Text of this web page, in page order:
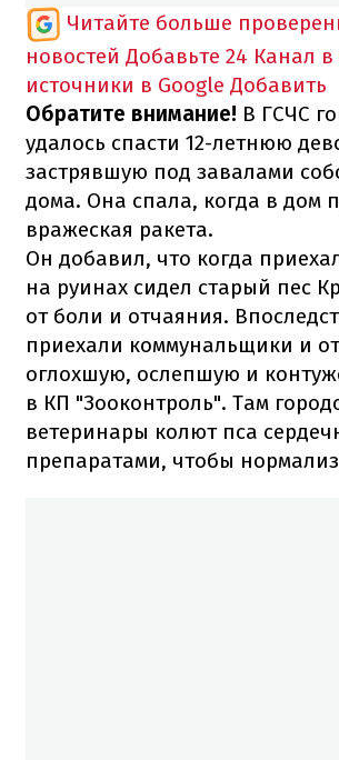
Читайте больше
новостей Добавьте 24 Канал
источники в Google Добавить
Обратите внимание! В ГСЧС
удалось спасти 12-летнюю
застрявшую под завалами
дома. Она спала, когда в дом
вражеская ракета.
Он добавил, что когда
на руинах сидел старый пес
от боли и отчаяния.
приехали коммунальщики и
оглохшую, ослепшую и
в КП "Зооконтроль". Там
ветеринары колют пса
препаратами, чтобы